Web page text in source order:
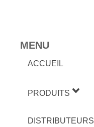
MENU
ACCUEIL
PRODUITS
DISTRIBUTEURS